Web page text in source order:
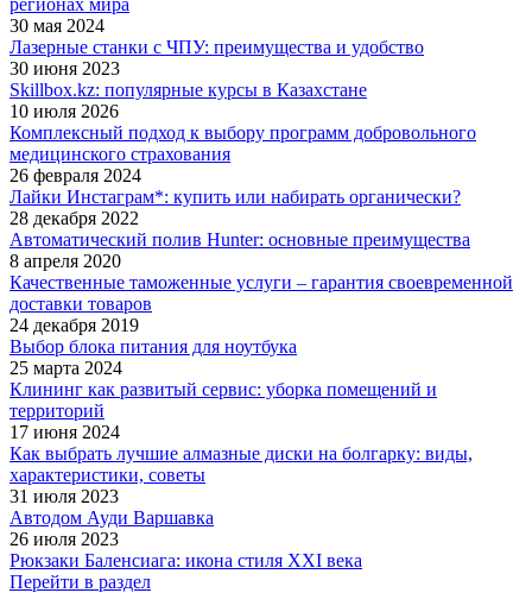
регионах мира
30 мая 2024
Лазерные станки с ЧПУ: преимущества и удобство
30 июня 2023
Skillbox.kz: популярные курсы в Казахстане
10 июля 2026
Комплексный подход к выбору программ добровольного
медицинского страхования
26 февраля 2024
Лайки Инстаграм*: купить или набирать органически?
28 декабря 2022
Автоматический полив Hunter: основные преимущества
8 апреля 2020
Качественные таможенные услуги – гарантия своевременной
доставки товаров
24 декабря 2019
Выбор блока питания для ноутбука
25 марта 2024
Клининг как развитый сервис: уборка помещений и
территорий
17 июня 2024
Как выбрать лучшие алмазные диски на болгарку: виды,
характеристики, советы
31 июля 2023
Автодом Ауди Варшавка
26 июля 2023
Рюкзаки Баленсиага: икона стиля XXI века
Перейти в раздел